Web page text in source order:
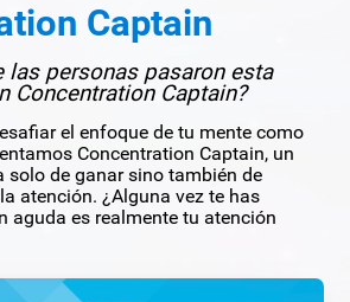
Captain
las personas pasaron esta
Concentration Captain?
el enfoque de tu mente como
Concentration Captain, un
solo de ganar sino también de
atención. ¿Alguna vez te has
aguda es realmente tu atención